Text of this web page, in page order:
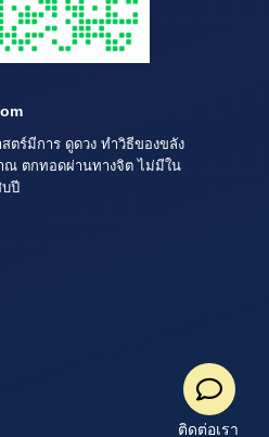
สตร์มีการ ดูดวง ทำวิธีของขลัง
ณ ตกทอดผ่านทางจิต ไม่มีใน
ปี
ติดต่อเรา